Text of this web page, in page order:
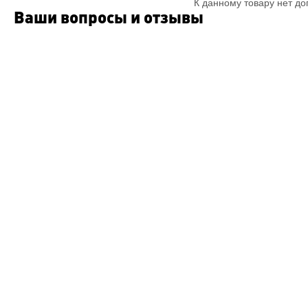
К данному товару нет
Ваши вопросы и отзывы